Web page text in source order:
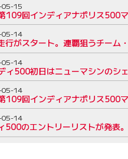
109回インディアナポリス500
15
行がスタート。連覇狙うチーム
05-14
ィ500初日はニューマシンのシ
05-14
109回インディアナポリス500
05-14
500のエントリーリストが発表
05-14